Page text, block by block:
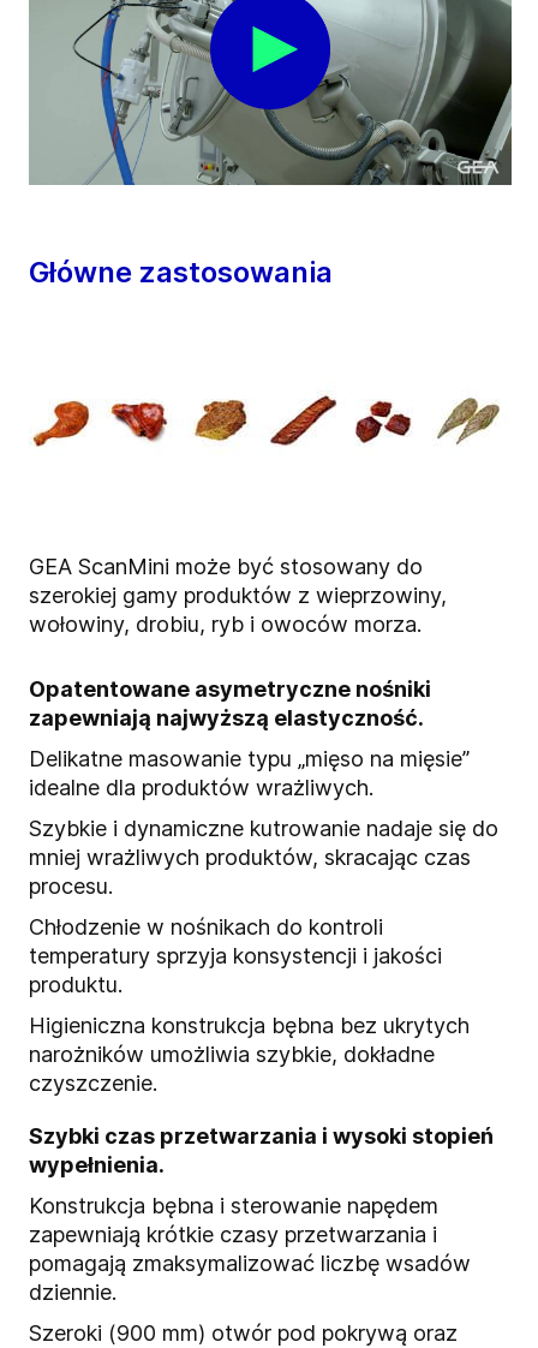
Główne zastosowania
GEA ScanMini może być stosowany do
szerokiej gamy produktów z wieprzowiny,
wołowiny, drobiu, ryb i owoców morza.
Opatentowane asymetryczne nośniki
zapewniają najwyższą elastyczność.
Delikatne masowanie typu „mięso na mięsie”
idealne dla produktów wrażliwych.
Szybkie i dynamiczne kutrowanie nadaje się do
mniej wrażliwych produktów, skracając czas
procesu.
Chłodzenie w nośnikach do kontroli
temperatury sprzyja konsystencji i jakości
produktu.
Higieniczna konstrukcja bębna bez ukrytych
narożników umożliwia szybkie, dokładne
czyszczenie.
Szybki czas przetwarzania i wysoki stopień
wypełnienia.
Konstrukcja bębna i sterowanie napędem
zapewniają krótkie czasy przetwarzania i
pomagają zmaksymalizować liczbę wsadów
dziennie.
Szeroki (900 mm) otwór pod pokrywą oraz